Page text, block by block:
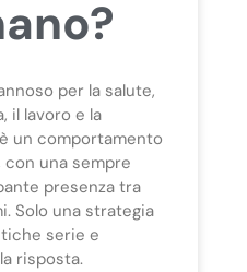
per la salute,
il lavoro e la
un comportamento
una sempre
presenza tra
Solo una strategia
serie e
risposta.